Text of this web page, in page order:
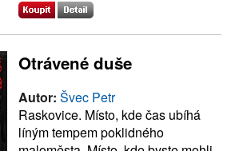
Otrávené duše
Autor: Švec Petr
Raskovice. Místo, kde čas ubíhá
líným tempem poklidného